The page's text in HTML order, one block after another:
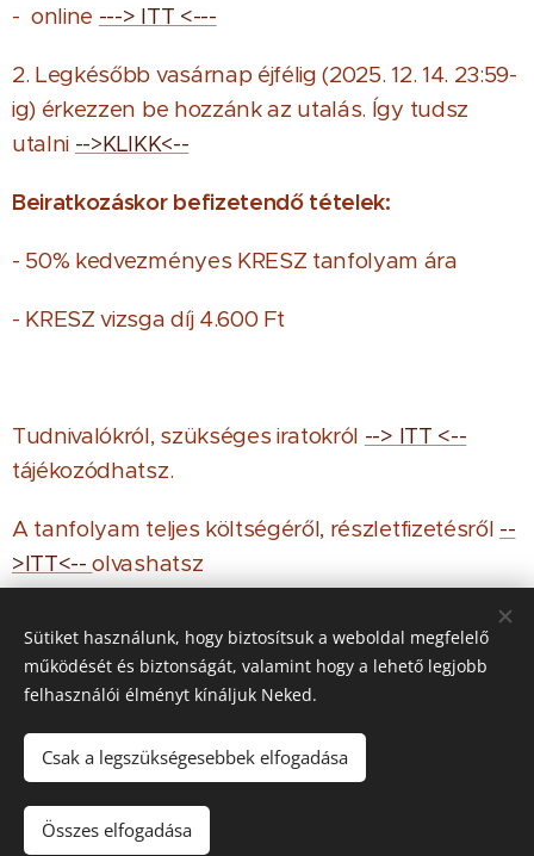
- online ---> ITT <---
2. Legkésőbb vasárnap éjfélig (2025. 12. 14. 23:59-
ig) érkezzen be hozzánk az utalás. Így tudsz
utalni -->KLIKK<--
Beiratkozáskor befizetendő tételek:
- 50% kedvezményes KRESZ tanfolyam ára
- KRESZ vizsga díj 4.600 Ft
Tudnivalókról, szükséges iratokról --> ITT <--
tájékozódhatsz.
A tanfolyam teljes költségéről, részletfizetésről --
>ITT<--olvashatsz
Várunk szeretettel! Legyél Te is Friedmannrobis :)
© 2016 Friedmann Robi Autósiskola Esztergom, Magyary László
Az oldalt a
Sütiket használunk, hogy biztosítsuk a weboldal megfelelő
működését és biztonságát, valamint hogy a lehető legjobb
felhasználói élményt kínáljuk Neked.
Csak a legszükségesebbek elfogadása
Összes elfogadása